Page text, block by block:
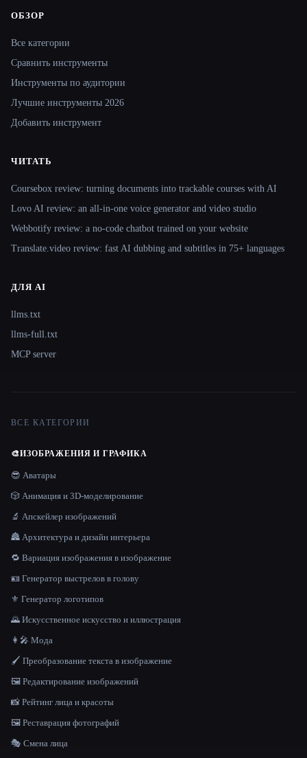
Site navigation
ОБЗОР
Все категории
Сравнить инструменты
Инструменты по аудитории
Лучшие инструменты 2026
Добавить инструмент
ЧИТАТЬ
Coursebox review: turning documents into trackable courses with AI
Lovo AI review: an all-in-one voice generator and video studio
Webbotify review: a no-code chatbot trained on your website
Translate.video review: fast AI dubbing and subtitles in 75+ languages
ДЛЯ AI
llms.txt
llms-full.txt
MCP server
ВСЕ КАТЕГОРИИ
🎨ИЗОБРАЖЕНИЯ И ГРАФИКА
😎 Аватары
🎲 Анимация и 3D-моделирование
🔬 Апскейлер изображений
🏯 Архитектура и дизайн интерьера
🔁 Вариация изображения в изображение
🪪 Генератор выстрелов в голову
⚜️ Генератор логотипов
🌄 Искусственное искусство и иллюстрация
👩‍🎤 Мода
🖌️ Преобразование текста в изображение
🖼️ Редактирование изображений
📸 Рейтинг лица и красоты
🖼️ Реставрация фотографий
🎭 Смена лица